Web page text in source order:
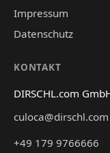
Impressum
Datenschutz
KONTAKT
DIRSCHL.com
culoca@dirschl.com
+49 179 9766666